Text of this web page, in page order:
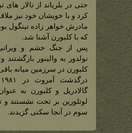
حتی در بلریاند از تالار های
کرد و با خویشان خود نیز
مادرش خواهر زاده تینگول
که با کلبورن آشنا شد.
پس از جنگ خشم و ویرانی
نولدور به والینور بازگشتند
کلبورن در سرزمین میانه
گالادریل و کلبورن به
لوتلورین بر تخت نشستند و
سوم در آنجا سکنی گزیدند.